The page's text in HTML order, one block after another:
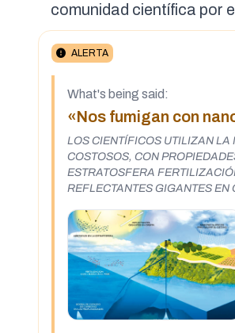
comunidad científica por
ALERTA
What's being said:
«Nos fumigan con
LOS CIENTÍFICOS UTILIZAN LA
COSTOSOS, CON PROPIEDADES
ESTRATOSFERA
REFLECTANTES GIGANTES
noticia-689404504525/